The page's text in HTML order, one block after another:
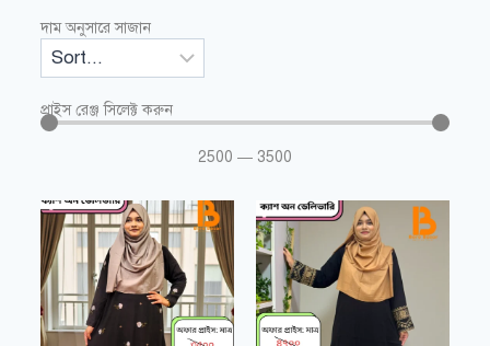
দাম অনুসারে সাজান
প্রাইস রেঞ্জ সিলেক্ট করুন
2500 — 3500